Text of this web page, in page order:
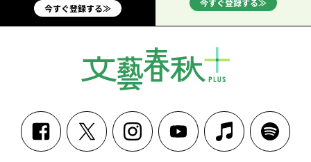
今すぐ登録する≫ 今すぐ登録する≫